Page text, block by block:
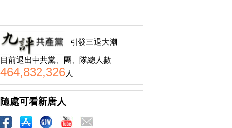
引發三退大潮
目前退出中共黨、團、隊總人數
464,832,326人
隨處可看新唐人